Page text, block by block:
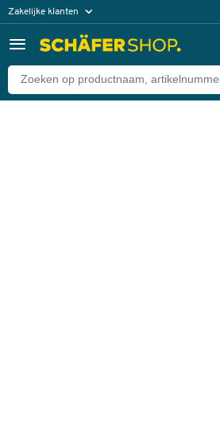
Zakelijke klanten
Particuliere klanten
Terug